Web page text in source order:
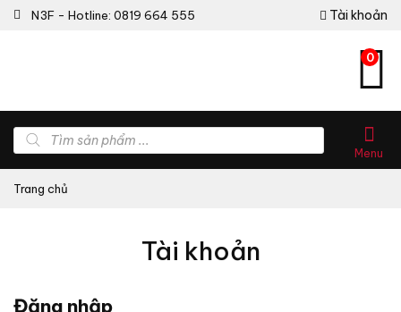
N3F - Hotline: 0819 664 555 Tài khoản
0
Tìm
kiếm
sản
phẩm
Menu
Trang chủ
Tài khoản
Đăng nhập